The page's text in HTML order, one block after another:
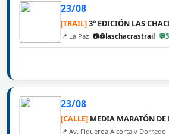
23/08
[TRAIL]3° EDICIÓN LAS
📍 La Paz 📷@laschacrastrail
23/08
[CALLE] MEDIA MARATÓN DE
📍 Av. Figueroa Alcorta y Dorrego